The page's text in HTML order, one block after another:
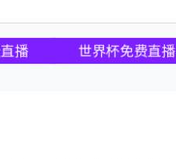
播 世界杯免费直播